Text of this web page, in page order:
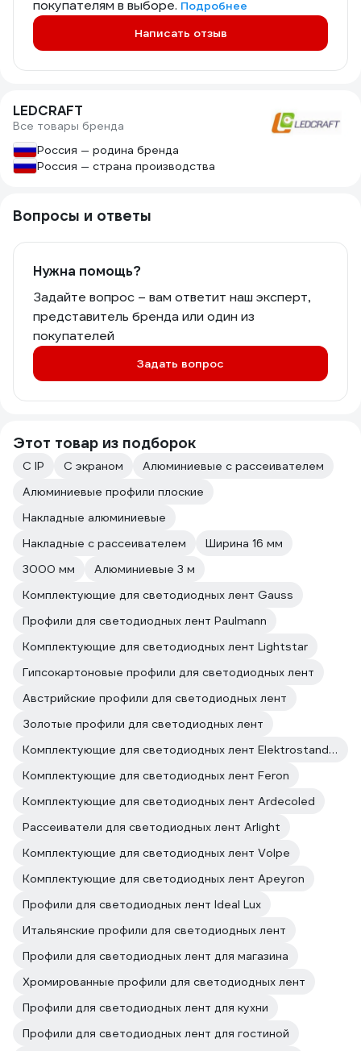
покупателям в выборе. Подробнее
Написать отзыв
LEDCRAFT
Все товары бренда
Россия — родина бренда
Россия — страна производства
Вопросы и ответы
Нужна помощь?
Задайте вопрос – вам ответит наш эксперт,
представитель бренда или один из
покупателей
Задать вопрос
Этот товар из подборок
С IP С экраном
Алюминиевые с рассеивателем
Алюминиевые профили плоские
Накладные алюминиевые
Накладные с рассеивателем
Ширина 16 мм
3000 мм
Алюминиевые 3 м
Комплектующие для светодиодных лент Gauss
Профили для светодиодных лент Paulmann
Комплектующие для светодиодных лент Lightstar
Гипсокартоновые профили для светодиодных лент
Австрийские профили для светодиодных лент
Золотые профили для светодиодных лент
Комплектующие для светодиодных лент Elektrostandard
Комплектующие для светодиодных лент Feron
Комплектующие для светодиодных лент Ardecoled
Рассеиватели для светодиодных лент Arlight
Комплектующие для светодиодных лент Volpe
Комплектующие для светодиодных лент Apeyron
Профили для светодиодных лент Ideal Lux
Итальянские профили для светодиодных лент
Профили для светодиодных лент для магазина
Хромированные профили для светодиодных лент
Профили для светодиодных лент для кухни
Профили для светодиодных лент для гостиной